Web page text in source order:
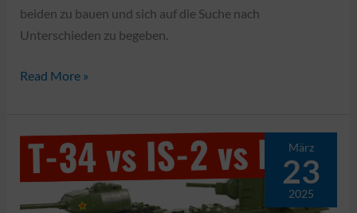
beiden zu bauen und sich auf die Suche nach
Unterschieden zu begeben.
COBI
Panther
Ausf.
A
&
Read More »
März
23
2025